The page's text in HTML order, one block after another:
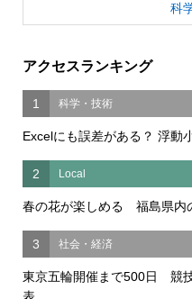
科
アクセスランキング
1 科学・技術
Excelにも誤差がある？ 浮動
2 Local
春の花が楽しめる 福島県内
3 社会・経済
東京五輪開催まで500日 競
表